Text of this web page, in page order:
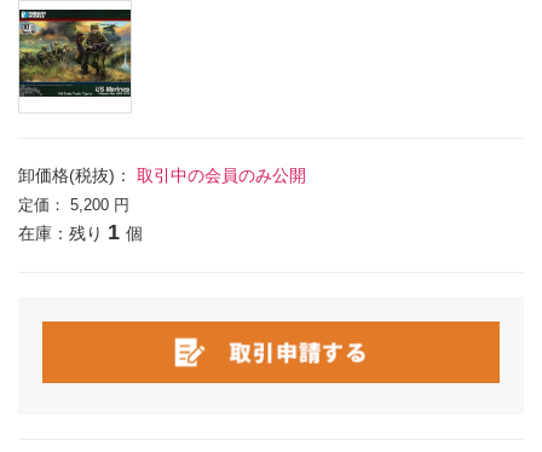
卸価格(税抜)： 取引中の会員のみ公開
定価： 5,200 円
在庫：残り 1 個